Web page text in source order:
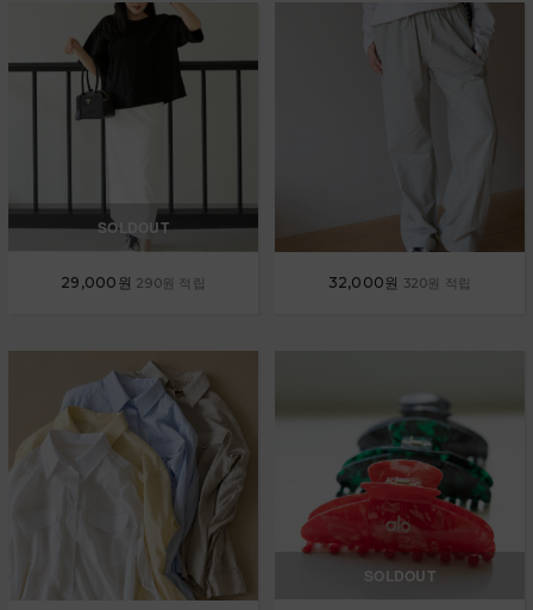
SOLDOUT
29,000원 290원 적립 32,000원 320원 적립
SOLDOUT